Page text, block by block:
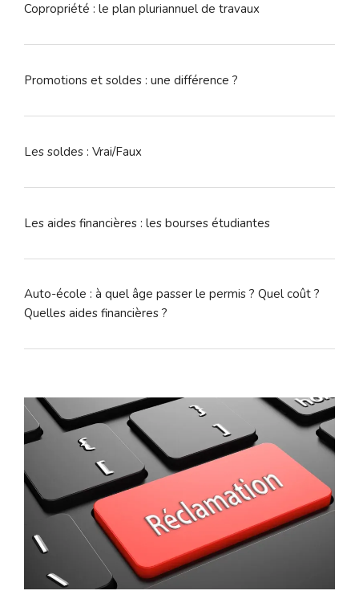
Copropriété : le plan pluriannuel de travaux
Promotions et soldes : une différence ?
Les soldes : Vrai/Faux
Les aides financières : les bourses étudiantes
Auto-école : à quel âge passer le permis ? Quel coût ?
Quelles aides financières ?